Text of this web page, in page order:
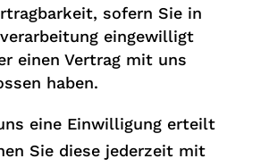
sofern Sie in
eingewilligt
einen Vertrag mit uns
haben.
eine Einwilligung erteilt
Sie diese jederzeit mit